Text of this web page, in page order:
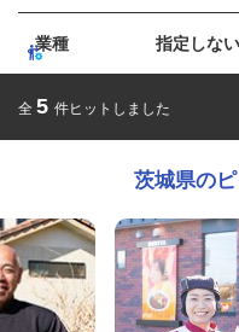
業種 指定しない
全 5 件ヒットしました
茨城県の